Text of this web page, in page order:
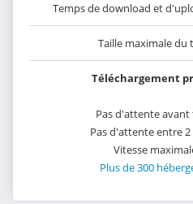
Temps de download et
Taille maximale du
Téléchargement
Pas d'attente
Pas d'attente entre
Vitesse
Plus de 300